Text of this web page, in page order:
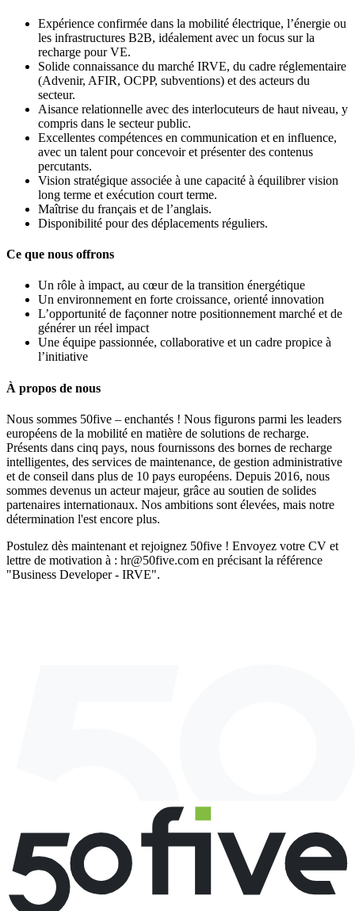
Expérience confirmée dans la mobilité électrique, l’énergie ou
les infrastructures B2B, idéalement avec un focus sur la
recharge pour VE.
Solide connaissance du marché IRVE, du cadre réglementaire
(Advenir, AFIR, OCPP, subventions) et des acteurs du
secteur.
Aisance relationnelle avec des interlocuteurs de haut niveau, y
compris dans le secteur public.
Excellentes compétences en communication et en influence,
avec un talent pour concevoir et présenter des contenus
percutants.
Vision stratégique associée à une capacité à équilibrer vision
long terme et exécution court terme.
Maîtrise du français et de l’anglais.
Disponibilité pour des déplacements réguliers.
Ce que nous offrons
Un rôle à impact, au cœur de la transition énergétique
Un environnement en forte croissance, orienté innovation
L’opportunité de façonner notre positionnement marché et de
générer un réel impact
Une équipe passionnée, collaborative et un cadre propice à
l’initiative
À propos de nous
Nous sommes 50five – enchantés ! Nous figurons parmi les leaders
européens de la mobilité en matière de solutions de recharge.
Présents dans cinq pays, nous fournissons des bornes de recharge
intelligentes, des services de maintenance, de gestion administrative
et de conseil dans plus de 10 pays européens. Depuis 2016, nous
sommes devenus un acteur majeur, grâce au soutien de solides
partenaires internationaux. Nos ambitions sont élevées, mais notre
détermination l'est encore plus.
Postulez dès maintenant et rejoignez 50five ! Envoyez votre CV et
lettre de motivation à : hr@50five.com en précisant la référence
"Business Developer - IRVE".